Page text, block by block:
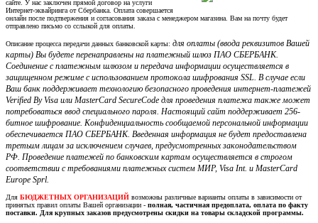
сайте. У нас заключен прямой договор на услуги
Интернет-эквайринга от Сбербанка. Оплата совершается
онлайн после подтвержения и согласования заказа с менеджером магазина. Вам на почту будет
отправлено письмо со сслыкой для оплаты.
Описание процесса передачи данных банковской карты: для оплаты (ввода реквизитов Вашей
карты) Вы будете перенаправлены на платежный шлюз ПАО СБЕРБАНК.
Соединение с платежным шлюзом и передача информации осуществляется в
защищенном режиме с использованием протокола шифрования SSL. В случае если
Ваш банк поддерживает технологию безопасного проведения интернет-платежей
Verified By Visa или MasterCard SecureCode для проведения платежа также может
потребоваться ввод специального пароля. Настоящий сайт поддерживает 256-
битное шифрование. Конфиденциальность сообщаемой персональной информации
обеспечивается ПАО СБЕРБАНК. Введенная информация не будет предоставлена
третьим лицам за исключением случаев, предусмотренных законодательством
РФ. Проведение платежей по банковским картам осуществляется в строгом
соответствии с требованиями платежных систем МИР, Visa Int. и MasterCard
Europe Sprl.
Для БЮДЖЕТНЫХ ОРГАНИЗАЦИЙ возможны различные варианты оплаты в зависимости от
принятых правил оплаты Вашей организации - полная, частичная предоплата, оплата по факту
поставки. Для крупных заказов предусмотрены скидки на товары складской программы.